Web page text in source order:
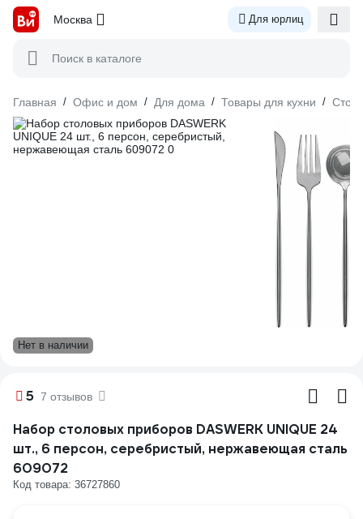
Москва Для юрлиц
Поиск в каталоге
Главная / Офис и дом / Для дома / Товары для кухни /
Нет в наличии
5 7 отзывов
Набор столовых приборов DASWERK UNIQUE 24
шт., 6 персон, серебристый, нержавеющая сталь
609072
Код товара: 36727860